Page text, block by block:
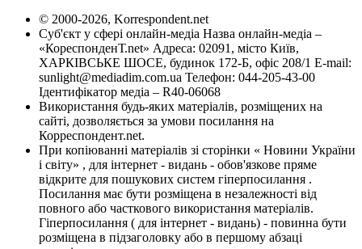
© 2000-2026, Korrespondent.net
Суб'єкт у сфері онлайн-медіа Назва онлайн-медіа –
«КореспонденТ.net» Адреса: 02091, місто Київ,
ХАРКІВСЬКЕ ШОСЕ, будинок 172-Б, офіс 208/1 E-mail:
sunlight@mediadim.com.ua Телефон: 044-205-43-00
Ідентифікатор медіа – R40-06068
Використання будь-яких матеріалів, розміщених на
сайті, дозволяється за умови посилання на
Корреспондент.net.
При копіюванні матеріалів зі сторінки « Новини України
і світу» , для інтернет - видань - обов'язкове пряме
відкрите для пошукових систем гіперпосилання .
Посилання має бути розміщена в незалежності від
повного або часткового використання матеріалів.
Гіперпосилання ( для інтернет - видань) - повинна бути
розміщена в підзаголовку або в першому абзаці